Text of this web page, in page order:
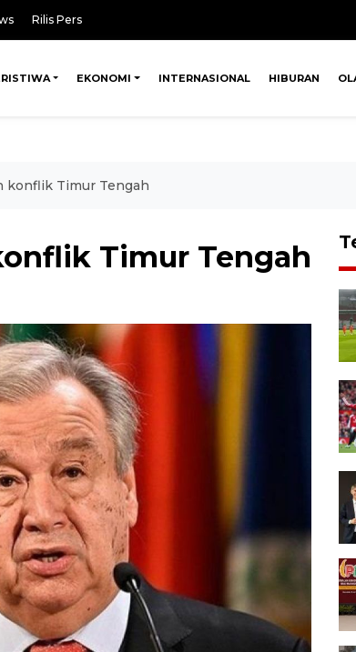
Rilis Pers
EKONOMI INTERNASIONAL HIBURAN
konflik Timur Tengah
Timur Tengah